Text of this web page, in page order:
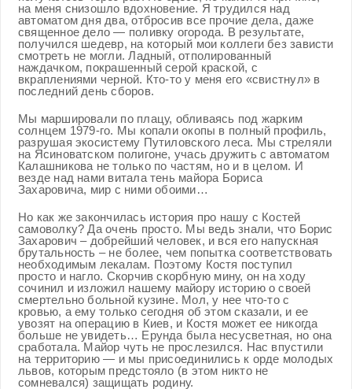
на меня снизошло вдохновение. Я трудился над
автоматом дня два, отбросив все прочие дела, даже
священное дело — поливку огорода. В результате,
получился шедевр, на который мои коллеги без зависти
смотреть не могли. Ладный, отполированный
наждачком, покрашенный серой краской, с
вкраплениями черной. Кто-то у меня его «свистнул» в
последний день сборов.
Мы маршировали по плацу, обливаясь под жарким
солнцем 1979-го. Мы копали окопы в полный профиль,
разрушая экосистему Путиловского леса. Мы стреляли
на Ясиноватском полигоне, учась дружить с автоматом
Калашникова не только по частям, но и в целом. И
везде над нами витала тень майора Бориса
Захаровича, мир с ними обоими…
Но как же закончилась история про нашу с Костей
самоволку? Да очень просто. Мы ведь знали, что Борис
Захарович – добрейший человек, и вся его напускная
брутальность – не более, чем попытка соответствовать
необходимым лекалам. Поэтому Костя поступил
просто и нагло. Скорчив скорбную мину, он на ходу
сочинил и изложил нашему майору историю о своей
смертельно больной кузине. Мол, у нее что-то с
кровью, а ему только сегодня об этом сказали, и ее
увозят на операцию в Киев, и Костя может ее никогда
больше не увидеть… Ерунда была несусветная, но она
сработала. Майор чуть не прослезился. Нас впустили
на территорию — и мы присоединились к орде молодых
львов, которым предстояло (в этом никто не
сомневался) защищать родину.